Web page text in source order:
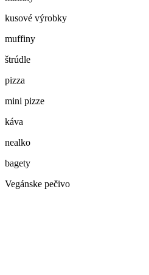
kusové výrobky
muffiny
štrúdle
pizza
mini pizze
káva
nealko
bagety
Vegánske pečivo